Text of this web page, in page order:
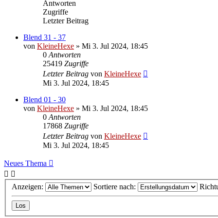
Antworten
Zugriffe
Letzter Beitrag
Blend 31 - 37
von KleineHexe » Mi 3. Jul 2024, 18:45
0 Antworten
25419 Zugriffe
Letzter Beitrag von KleineHexe
Mi 3. Jul 2024, 18:45
Blend 01 - 30
von KleineHexe » Mi 3. Jul 2024, 18:45
0 Antworten
17868 Zugriffe
Letzter Beitrag von KleineHexe
Mi 3. Jul 2024, 18:45
Neues Thema
Anzeigen: Sortiere nach: